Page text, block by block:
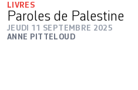
LIVRES
Paroles de Palestine
JEUDI 11 SEPTEMBRE 2025
ANNE PITTELOUD